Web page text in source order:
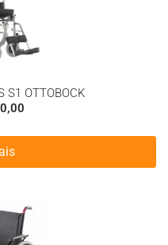
S1 OTTOBOCK